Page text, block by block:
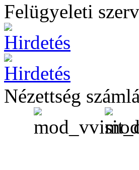
Felügyeleti szerv
Nézettség